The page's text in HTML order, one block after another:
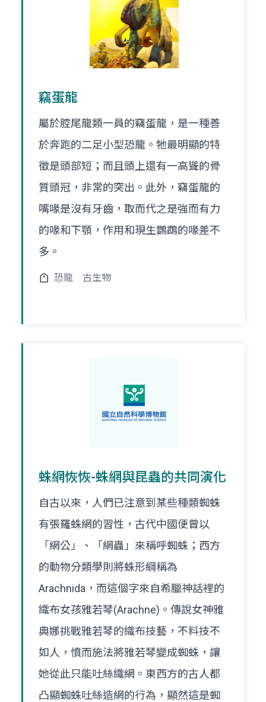
竊蛋龍
屬於腔尾龍類一員的竊蛋龍，是一種善
於奔跑的二足小型恐龍。牠最明顯的特
徵是頭部短；而且頭上還有一高聳的骨
質頭冠，非常的突出。此外，竊蛋龍的
嘴喙是沒有牙齒，取而代之是強而有力
的喙和下顎，作用和現生鸚鵡的喙差不
多。
恐龍 古生物
蛛網恢恢-蛛網與昆蟲的共同演化
自古以來，人們已注意到某些種類蜘蛛
有張羅蛛網的習性，古代中國便曾以
「網公」、「網蟲」來稱呼蜘蛛；西方
的動物分類學則將蛛形綱稱為
Arachnida，而這個字來自希臘神話裡的
織布女孩雅若琴(Arachne)。傳說女神雅
典娜挑戰雅若琴的織布技藝，不料技不
如人，憤而施法將雅若琴變成蜘蛛，讓
她從此只能吐絲織網。東西方的古人都
凸顯蜘蛛吐絲造網的行為，顯然這是蜘